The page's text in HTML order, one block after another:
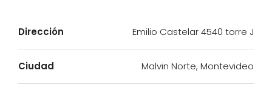
Dirección Emilio Castelar 4540 torre J
Ciudad Malvin Norte, Montevideo